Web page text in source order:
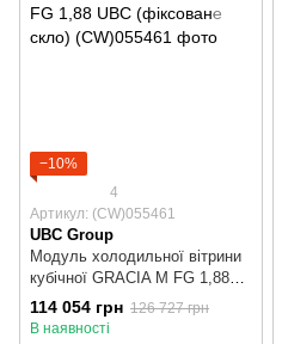
−10%
4
Артикул: (CW)055461
UBC Group
Модуль холодильної вітрини
кубічної GRACIA М FG 1,88
UBC (фіксоване скло)
114 054 грн 126 727 грн
В наявності